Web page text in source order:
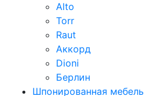
Alto
Torr
Raut
Аккорд
Dioni
Берлин
Шпонированная мебель